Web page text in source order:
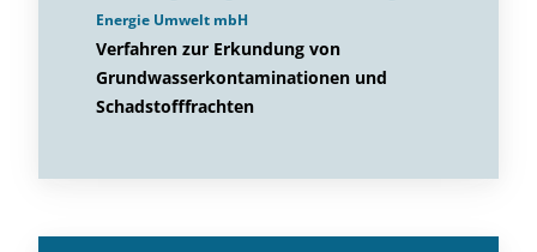
Energie Umwelt mbH
Verfahren zur Erkundung von
Grundwasserkontaminationen und
Schadstofffrachten